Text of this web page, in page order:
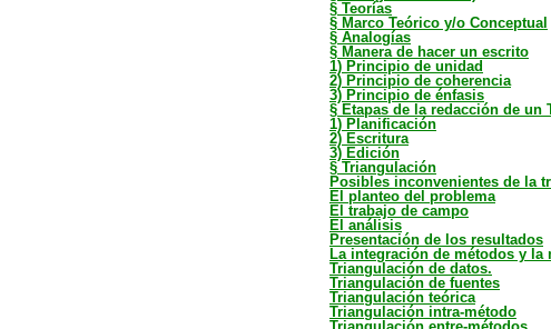
§ Teorías
§ Marco Teórico y/o Conceptual
§ Analogías
§ Manera de hacer un escrito
1) Principio de unidad
2) Principio de coherencia
3) Principio de énfasis
§ Etapas de la redacción de un
1) Planificación
2) Escritura
3) Edición
§ Triangulación
Posibles inconvenientes de la
El planteo del problema
El trabajo de campo
El análisis
Presentación de los resultados
La integración de métodos y
Triangulación de datos.
Triangulación de fuentes
Triangulación teórica
Triangulación intra-método